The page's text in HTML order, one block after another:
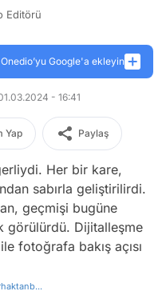
Editörü
Onedio’yu Google'a ekleyin
- 16:41
Yap Paylaş
Her bir kare,
sabırla geliştirilirdi.
geçmişi bugüne
görülürdü. Dijitalleşme
fotoğrafa bakış açısı